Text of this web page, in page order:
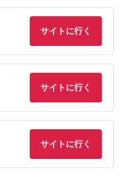
サイトに行く
サイトに行く
サイトに行く